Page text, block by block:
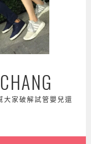
大家破解試管嬰兒還